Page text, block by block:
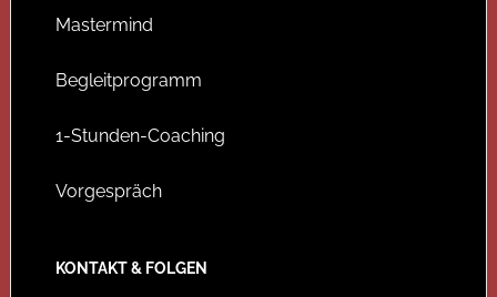
Mastermind
Begleitprogramm
1-Stunden-Coaching
Vorgespräch
KONTAKT & FOLGEN